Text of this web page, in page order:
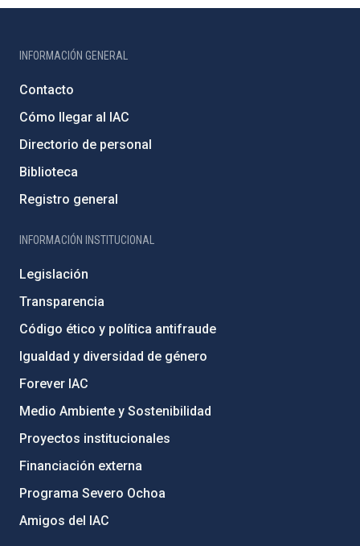
INFORMACIÓN GENERAL
Contacto
Cómo llegar al IAC
Directorio de personal
Biblioteca
Registro general
INFORMACIÓN INSTITUCIONAL
Legislación
Transparencia
Código ético y política antifraude
Igualdad y diversidad de género
Forever IAC
Medio Ambiente y Sostenibilidad
Proyectos institucionales
Financiación externa
Programa Severo Ochoa
Amigos del IAC